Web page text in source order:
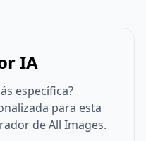
IA
específica?
para esta
de All Images.